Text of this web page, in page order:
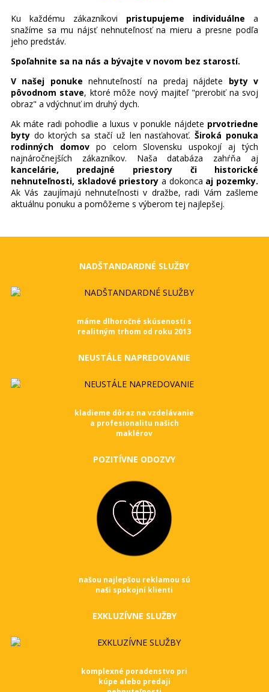
Ku každému zákazníkovi pristupujeme individuálne a
snažíme sa mu nájsť nehnuteľnosť na mieru a presne podľa
jeho predstáv.
Spoľahnite sa na nás a bývajte v novom bez starostí.
V našej ponukenehnuteľností na predaj nájdete byty v
pôvodnom stave, ktoré môže nový majiteľ "prerobiť na svoj
obraz" a vdýchnuť im druhý dych.
Ak máte radi pohodlie a luxus v ponukle nájdete prvotriedne
bytydo ktorých sa stačí už len nasťahovať.Široká ponuka
rodinných domovpo celom Slovensku uspokojí aj tých
najnáročnejších zákazníkov. Naša databáza zahŕňa aj
kancelárie, predajné priestory či historické
nehnuteľnosti, skladové priestory a dokonca aj pozemky.
Ak Vás zaujímajú nehnuteľnosti v dražbe, radi Vám zašleme
aktuálnu ponuku a pomôžeme s výberom tej najlepšej.
NADŠTANDARDNÉ SLUŽBY
máme dlhoročné skúsenosti s
realitným trhom od roku 2013
NEUSTÁLE NAPREDOVANIE
kladieme dôraz na vzdelávanie
a profesionalitu našich
maklérov
POZITÍVNE ODOZVY
našou najlepšou reklamou sú
naši spokojní klienti
EXKLUZÍVNE SLUŽBY
komplexné poradenstvo pri
kúpe alebo predaji